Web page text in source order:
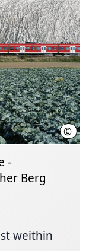
©
-
Berg
weithin